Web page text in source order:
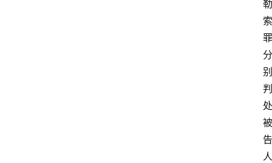
勒
索
罪
分
别
判
处
被
告
人